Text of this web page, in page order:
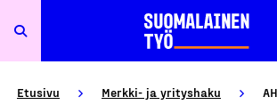
Etusivu Merkki- ja yrityshaku